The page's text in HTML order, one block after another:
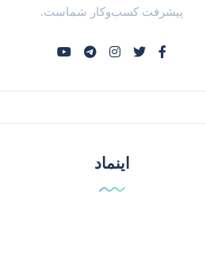
پیشرفت کسب‌وکار شماست.
اینماد